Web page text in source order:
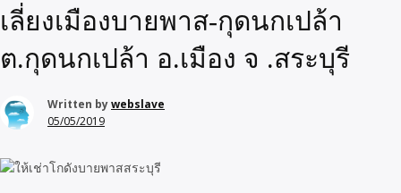
เลี่ยงเมืองบายพาส-กุดนกเปล้า
ต.กุดนกเปล้า อ.เมือง จ .สระบุรี
Written bywebslave
05/05/2019